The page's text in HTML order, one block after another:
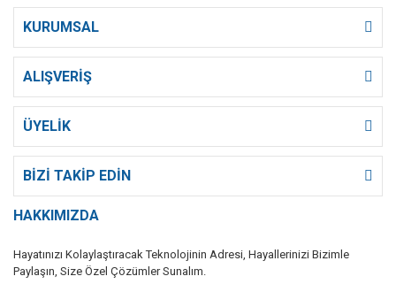
KURUMSAL
ALIŞVERİŞ
ÜYELİK
BİZİ TAKİP EDİN
HAKKIMIZDA
Hayatınızı Kolaylaştıracak Teknolojinin Adresi, Hayallerinizi Bizimle
Paylaşın, Size Özel Çözümler Sunalım.